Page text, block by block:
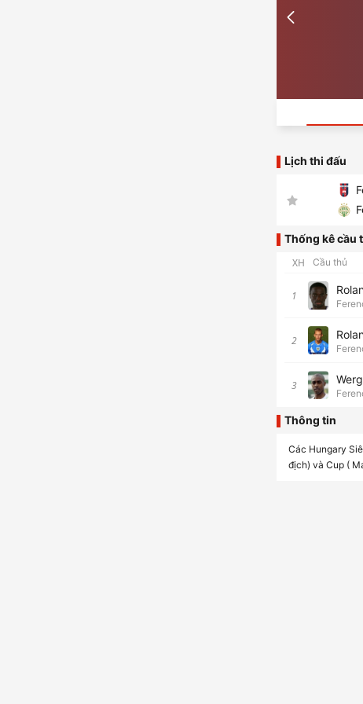
Lịch thi đấu
Thống kê cầu
XH
Cầu thủ
1
2
3
Thông tin
Các Hungary
địch) và Cup (